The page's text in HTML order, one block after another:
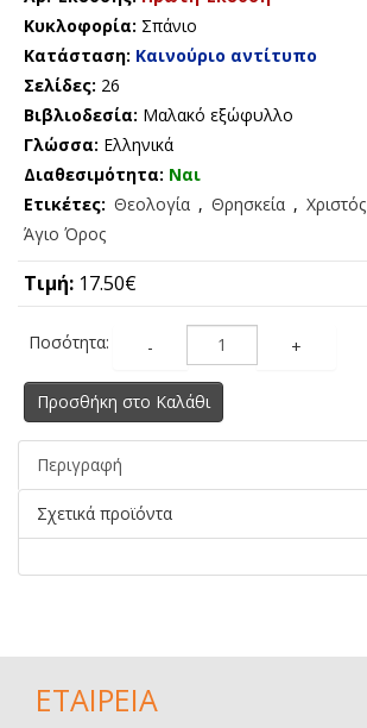
Κυκλοφορία: Σπάνιο
Κατάσταση: Καινούριο αντίτυπο
Σελίδες: 26
Βιβλιοδεσία: Μαλακό εξώφυλλο
Γλώσσα: Ελληνικά
Διαθεσιμότητα: Ναι
Ετικέτες: Θεολογία , Θρησκεία , Χριστός
Άγιο Όρος
Τιμή: 17.50€
Ποσότητα: - +
Προσθήκη στο Καλάθι
Περιγραφή
Σχετικά προϊόντα
ΕΤΑΙΡΕΙΑ